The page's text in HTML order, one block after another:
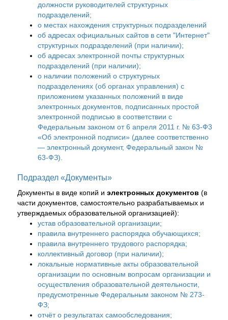
должности руководителей структурных
подразделений;
о местах нахождения структурных подразделений
об адресах официальных сайтов в сети "Интернет"
структурных подразделений (при наличии);
об адресах электронной почты структурных
подразделений (при наличии);
о наличии положений о структурных
подразделениях (об органах управления) с
приложением указанных положений в виде
электронных документов, подписанных простой
электронной подписью в соответствии с
Федеральным законом от 6 апреля 2011 г. № 63-Ф3
«Об электронной подписи» (далее соответственно
— электронный документ, Федеральный закон №
63-ФЗ).
Подраздел «Документы»
Документы в виде копий и электронных документов (в
части документов, самостоятельно разрабатываемых и
утверждаемых образовательной организацией):
устав образовательной организации;
правила внутреннего распорядка обучающихся;
правила внутреннего трудового распорядка;
коллективный договор (при наличии);
локальные нормативные акты образовательной
организации по основным вопросам организации и
осуществления образовательной деятельности,
предусмотренные Федеральным законом № 273-
ФЗ;
отчёт о результатах самообследования;